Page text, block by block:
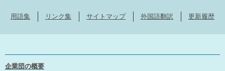
用語集 リンク集 サイトマップ 外国語翻訳 更新履歴
企業団の概要